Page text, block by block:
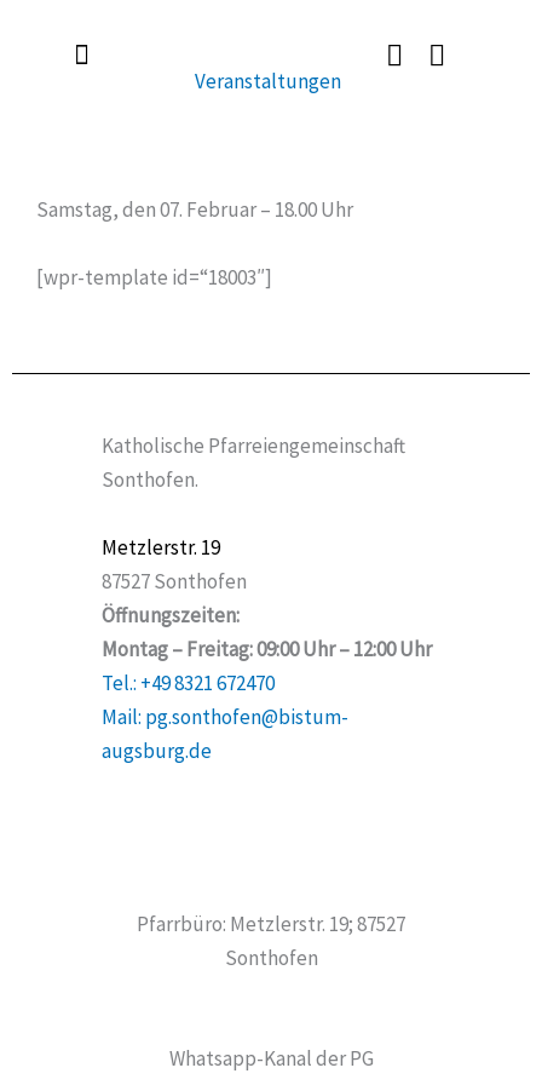
Veranstaltungen
Samstag, den 07. Februar – 18.00 Uhr
[wpr-template id=“18003″]
Katholische Pfarreiengemeinschaft
Sonthofen.
Metzlerstr. 19
87527 Sonthofen
Öffnungszeiten:
Montag – Freitag: 09:00 Uhr – 12:00 Uhr
Tel.: +49 8321 672470
Mail: pg.sonthofen@bistum-
augsburg.de
Pfarrbüro: Metzlerstr. 19; 87527
Sonthofen
Whatsapp-Kanal der PG